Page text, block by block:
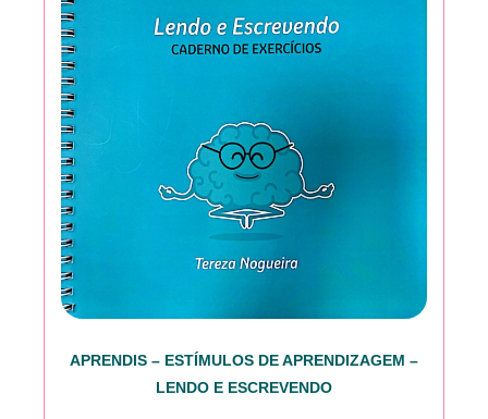
APRENDIS – ESTÍMULOS DE APRENDIZAGEM –
LENDO E ESCREVENDO